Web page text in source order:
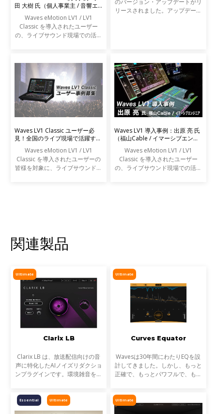
田 大樹 氏（個人事業主 / 音響エ
Waves eMotion LV1 / LV1
Classic を導入されたユーザー
の、ライブサウンド現場での活用
リースされました。アップデート
Waves LV1 Classic ユーザー必
見！全国のライブ現場で活躍する
Waves eMotion LV1 / LV1
Classic を導入されたユーザーの
皆様を対象に、ライブサウンドの
Waves LV1 導入事例：出原 亮 氏
（福山Cable / イマーシブエンジ
Waves eMotion LV1 / LV1
Classic を導入されたユーザー
の、ライブサウンド現場での活用
関連製品
Ultimate
Clarix LB
Clarix LB は、放送配信向けの音
声に特化したAIノイズリダクショ
ンプラグインです。環境雑音をリ
イブ音声のトリートメントに最適
です。
Ultimate
Curves Equator
Wavesは30年間にわたりEQを設
計してきました。しかし、もっと
正確で、もっとパワフルで、もっ
タジオのテクノロジーとワークフ
Ultimate
Essential Ultimate